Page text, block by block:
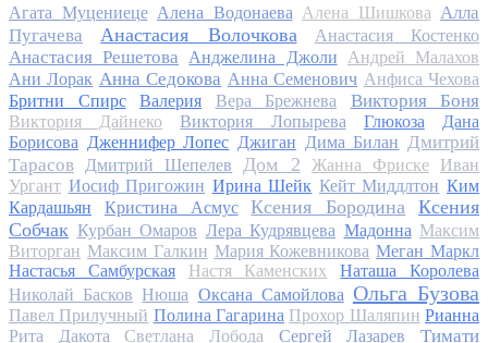
Агата Муцениеце Алена Водонаева Алена Шишкова Алла
Пугачева
Анастасия Волочкова Анастасия Костенко
Анастасия Решетова Анджелина Джоли
Андрей Малахов
Ани Лорак Анна Седокова Анна Семенович Анфиса Чехова
Бритни Спирс
Валерия Вера Брежнева Виктория Боня
Виктория Дайнеко Виктория Лопырева Глюкоза
Дана
Борисова Дженнифер Лопес Джиган Дима Билан Дмитрий
Тарасов
Дмитрий Шепелев Дом 2 Жанна Фриске
Иван
Ургант Иосиф Пригожин Ирина Шейк Кейт Миддлтон Ким
Кардашьян
Кристина Асмус Ксения Бородина
Ксения
Собчак Курбан Омаров Лера Кудрявцева Мадонна Максим
Виторган Максим Галкин Мария Кожевникова Меган Маркл
Настасья Самбурская
Настя Каменских
Наташа Королева
Николай Басков Нюша Оксана Самойлова Ольга Бузова
Павел Прилучный Полина Гагарина Прохор Шаляпин Рианна
Рита Дакота
Светлана Лобода Сергей Лазарев
Тимати